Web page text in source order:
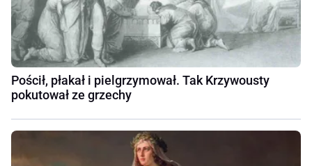
Pościł, płakał i pielgrzymował. Tak Krzywousty
pokutował ze grzechy